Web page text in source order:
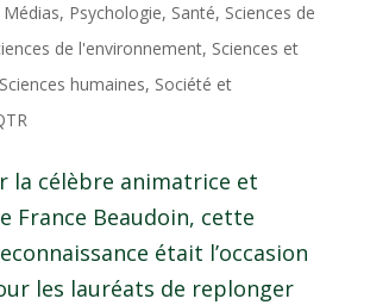
Médias, Psychologie, Santé, Sciences de
de l'environnement, Sciences et
Sciences humaines, Société et
la célèbre animatrice et
France Beaudoin, cette
était l’occasion
les lauréats de replonger